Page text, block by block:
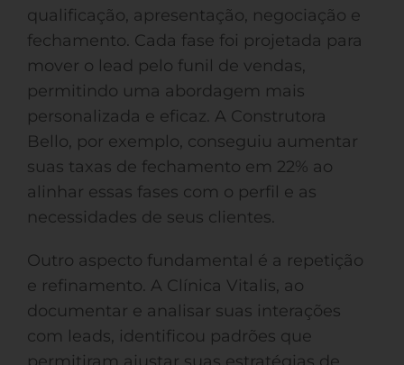
qualificação, apresentação, negociação e
fechamento. Cada fase foi projetada para
mover o lead pelo funil de vendas,
permitindo uma abordagem mais
personalizada e eficaz. A Construtora
Bello, por exemplo, conseguiu aumentar
suas taxas de fechamento em 22% ao
alinhar essas fases com o perfil e as
necessidades de seus clientes.
Outro aspecto fundamental é a repetição
e refinamento. A Clínica Vitalis, ao
documentar e analisar suas interações
com leads, identificou padrões que